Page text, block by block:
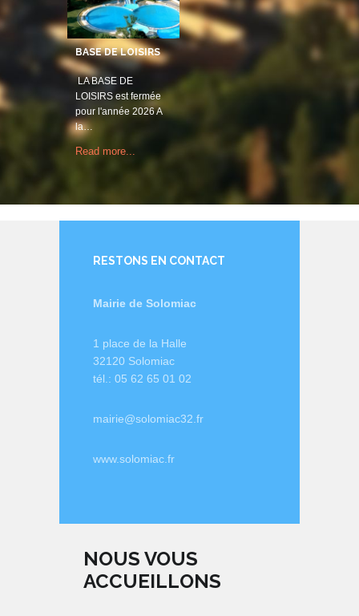
BASE DE LOISIRS
LA BASE DE
LOISIRS est fermée
pour l'année 2026 A
la…
Read more...
RESTONS EN CONTACT
Mairie de Solomiac
1 place de la Halle
32120 Solomiac
tél.: 05 62 65 01 02
mairie@solomiac32.fr
www.solomiac.fr
NOUS VOUS
ACCUEILLONS